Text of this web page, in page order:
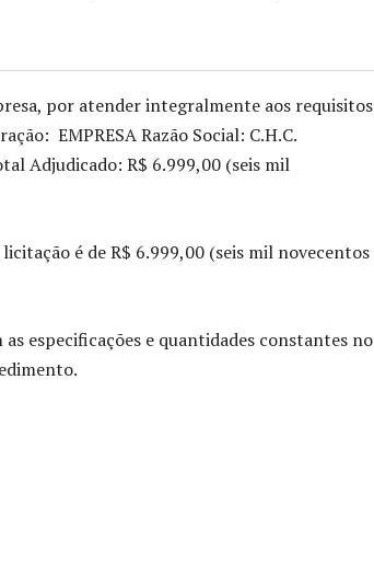
por atender integralmente aos requisitos
EMPRESA Razão Social: C.H.C.
Adjudicado: R$ 6.999,00 (seis mil
é de R$ 6.999,00 (seis mil novecentos
especificações e quantidades constantes no